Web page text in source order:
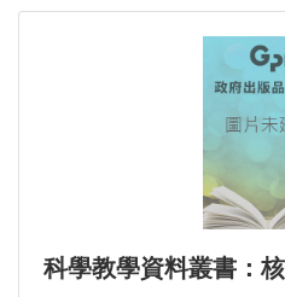
科學教學資料叢書：